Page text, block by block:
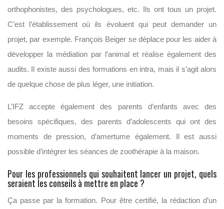
orthophonistes, des psychologues, etc. Ils ont tous un projet.
C’est l’établissement où ils évoluent qui peut demander un
projet, par exemple. François Beiger se déplace pour les aider à
développer la médiation par l’animal et réalise également des
audits. Il existe aussi des formations en intra, mais il s’agit alors
de quelque chose de plus léger, une initiation.
L’IFZ accepte également des parents d’enfants avec des
besoins spécifiques, des parents d’adolescents qui ont des
moments de pression, d’amertume également. Il est aussi
possible d’intégrer les séances de zoothérapie à la maison.
Pour les professionnels qui souhaitent lancer un projet, quels
seraient les conseils à mettre en place ?
Ça passe par la formation. Pour être certifié, la rédaction d’un